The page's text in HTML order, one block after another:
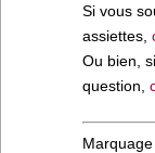
Si vous
assiettes,
Ou bien,
question,